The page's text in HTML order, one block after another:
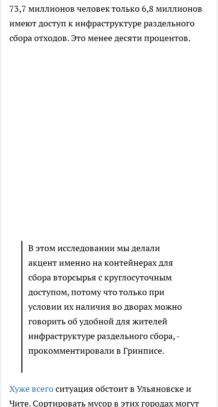
73,7 миллионов человек только 6,8 миллионов
имеют доступ к инфраструктуре раздельного
сбора отходов. Это менее десяти процентов.
В этом исследовании мы делали
акцент именно на контейнерах для
сбора вторсырья с круглосуточным
доступом, потому что только при
условии их наличия во дворах можно
говорить об удобной для жителей
инфраструктуре раздельного сбора, -
прокомментировали в Гринписе.
Хуже всегоситуация обстоит в Ульяновске и
Чите. Сортировать мусор в этих городах могут